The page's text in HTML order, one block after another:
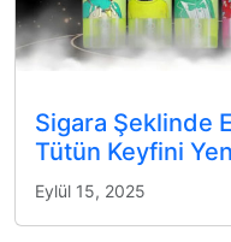
Sigara Şeklinde
Tütün Keyfini
Eylül 15, 2025